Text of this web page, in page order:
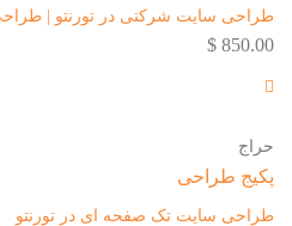
طراحی سایت شرکتی در تورنتو |
850.00 $
حراج
پکیج طراحی
طراحی سایت تک صفحه ای در تورنتو